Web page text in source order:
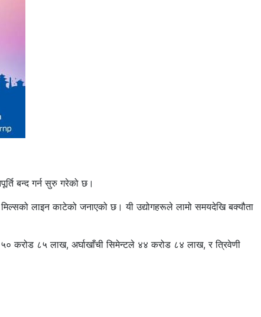
बन्द गर्न सुरु गरेको छ।
मिल्सको लाइन काटेको जनाएको छ। यी उद्योगहरूले लामो समयदेखि बक्यौता
करोड ८५ लाख, अर्घाखाँची सिमेन्टले ४४ करोड ८४ लाख, र त्रिवेणी